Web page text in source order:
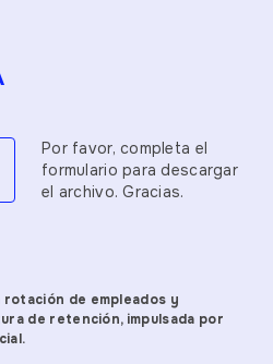
Por favor, completa el
formulario para descargar
el archivo. Gracias.
de empleados y
de retención, impulsada por